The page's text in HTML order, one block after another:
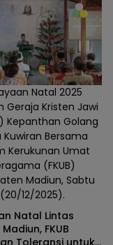
Natal 2025
Geraja Kristen Jawi
Kepanthan Golang
Kuwiran Bersama
Kerukunan Umat
(FKUB)
Madiun, Sabtu
(20/12/2025).
Natal Lintas
FKUB